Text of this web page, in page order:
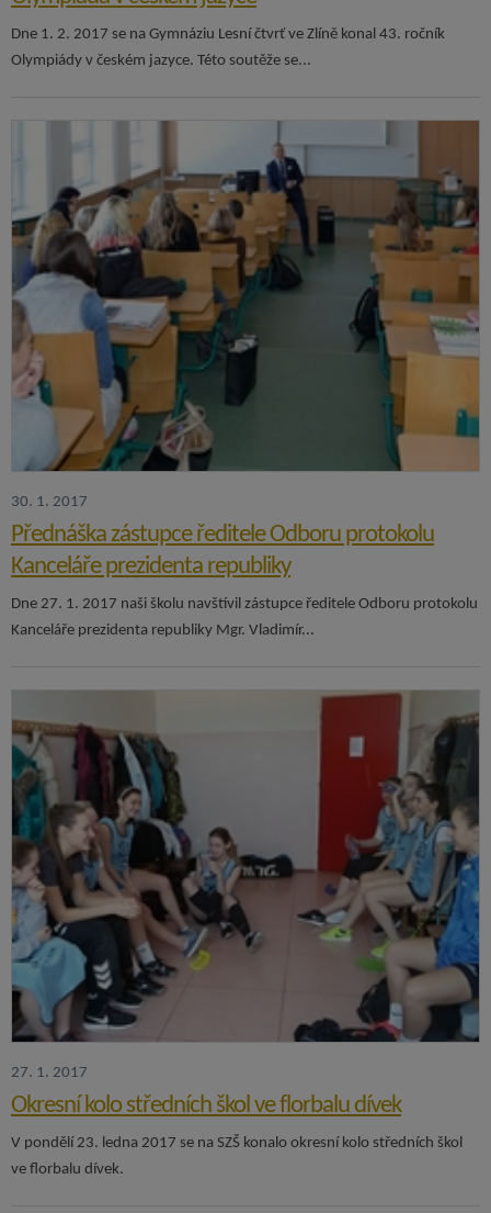
Dne 1. 2. 2017 se na Gymnáziu Lesní čtvrť ve Zlíně konal 43. ročník
Olympiády v českém jazyce. Této soutěže se...
30. 1. 2017
Přednáška zástupce ředitele Odboru protokolu
Kanceláře prezidenta republiky
Dne 27. 1. 2017 naši školu navštívil zástupce ředitele Odboru protokolu
Kanceláře prezidenta republiky Mgr. Vladimír...
27. 1. 2017
Okresní kolo středních škol ve florbalu dívek
V pondělí 23. ledna 2017 se na SZŠ konalo okresní kolo středních škol
ve florbalu dívek.